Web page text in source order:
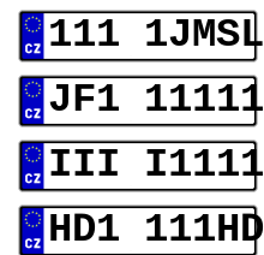
111 1JMSL
JF1 11111
III I1111
HD1 111HD